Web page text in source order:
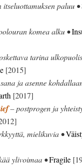
itseluottamuksen paluu •
komea alku •
tarina
[2015]
ja asenne
[2017]
– postprogen ja
mielikuvia •
ylivoimaa •Fragile